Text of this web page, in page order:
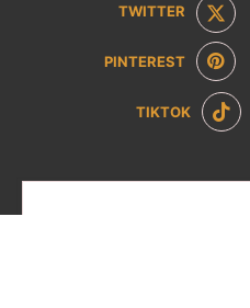
TWITTER
PINTEREST
TIKTOK